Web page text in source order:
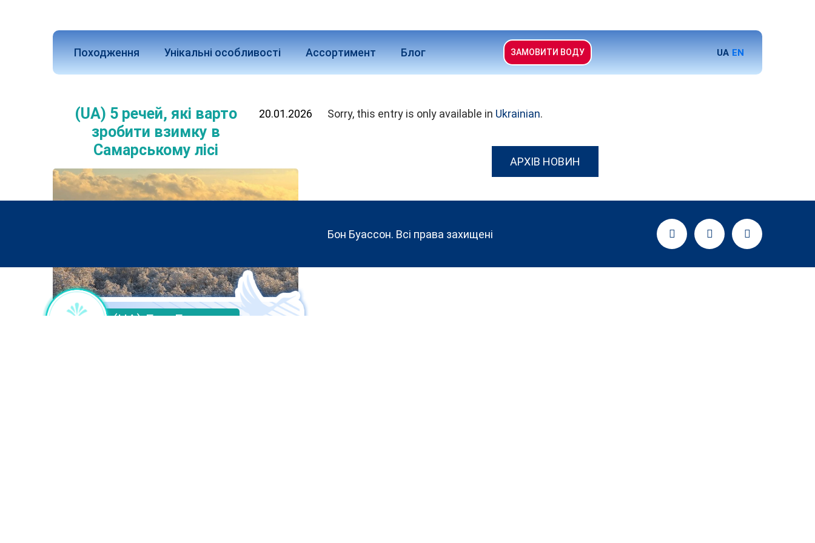
Походження Унікальні особливості Ассортимент Блог ЗАМОВИТИ ВОДУ UA EN
(UA) 5 речей, які варто
зробити взимку в
Самарському лісі
20.01.2026
(UA) Бон Буассон
Sorry, this entry is only available in Ukrainian.
АРХІВ НОВИН
Бон Буассон. Всі права захищені